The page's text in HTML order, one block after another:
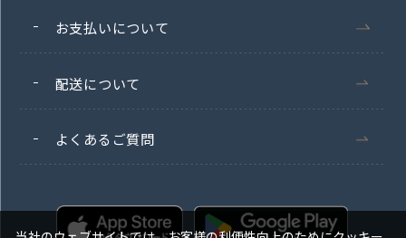
お支払いについて
配送について
よくあるご質問